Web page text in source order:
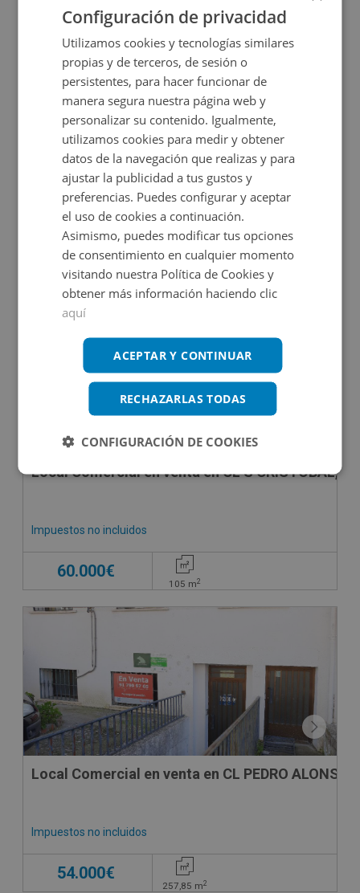
Local Comercial en venta en PS SAN GREGORIO ,
Impuestos no incluidos
60.000€
47m2
CONDICIONES ESPECIALES
Local Comercial en venta en CL S CRISTOBAL, 6
Impuestos no incluidos
60.000€
105 m2
Local Comercial en venta en CL PEDRO ALONSO
Impuestos no incluidos
54.000€
257,85 m2
Configuración de privacidad
Utilizamos cookies y tecnologías similares
propias y de terceros, de sesión o
persistentes, para hacer funcionar de
manera segura nuestra página web y
personalizar su contenido. Igualmente,
utilizamos cookies para medir y obtener
datos de la navegación que realizas y para
ajustar la publicidad a tus gustos y
preferencias. Puedes configurar y aceptar
el uso de cookies a continuación.
Asimismo, puedes modificar tus opciones
de consentimiento en cualquier momento
visitando nuestra Política de Cookies y
obtener más información haciendo clic
aquí
ACEPTAR Y CONTINUAR
RECHAZARLAS TODAS
CONFIGURACIÓN DE COOKIES